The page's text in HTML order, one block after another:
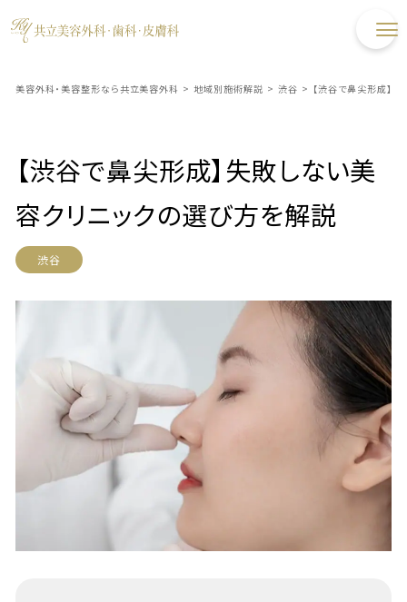
美容外科・美容整形なら共立美容外科 > 地域別施術解説 > 渋谷 > 【渋谷で鼻尖形成】
【渋谷で鼻尖形成】失敗しない美
容クリニックの選び方を解説
渋谷